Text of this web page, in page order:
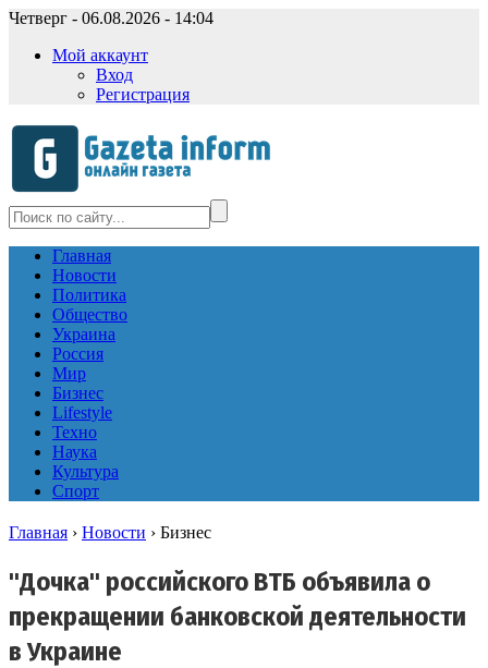
Четверг - 06.08.2026 - 14:04
Мой аккаунт
Вход
Регистрация
Главная
Новости
Политика
Общество
Украина
Россия
Мир
Бизнес
Lifestyle
Техно
Наука
Культура
Спорт
Главная › Новости › Бизнес
"Дочка" российского ВТБ объявила о
прекращении банковской деятельности
в Украине